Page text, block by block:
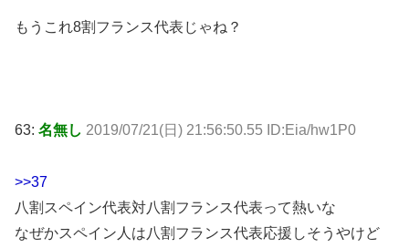
もうこれ8割フランス代表じゃね？
63: 名無し 2019/07/21(日) 21:56:50.55 ID:Eia/hw1P0
>>37
八割スペイン代表対八割フランス代表って熱いな
なぜかスペイン人は八割フランス代表応援しそうやけど